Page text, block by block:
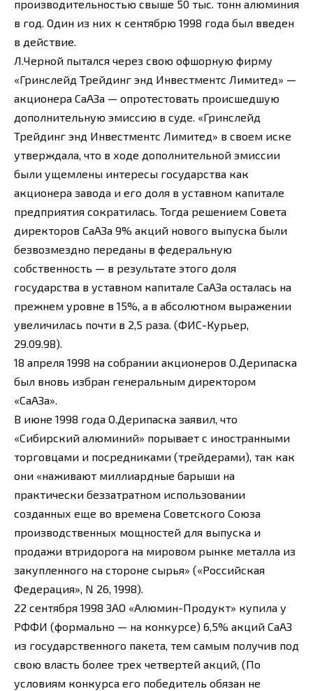
производительностью свыше 50 тыс. тонн алюминия
в год. Один из них к сентябрю 1998 года был введен
в действие.
Л.Черной пытался через свою офшорную фирму
«Гринслейд Трейдинг энд Инвестментс Лимитед» —
акционера СаАЗа — опротестовать происшедшую
дополнительную эмиссию в суде. «Гринслейд
Трейдинг энд Инвестментс Лимитед» в своем иске
утверждала, что в ходе дополнительной эмиссии
были ущемлены интересы государства как
акционера завода и его доля в уставном капитале
предприятия сократилась. Тогда решением Совета
директоров СаАЗа 9% акций нового выпуска были
безвозмездно переданы в федеральную
собственность — в результате этого доля
государства в уставном капитале СаАЗа осталась на
прежнем уровне в 15%, а в абсолютном выражении
увеличилась почти в 2,5 раза. (ФИС-Курьер,
29.09.98).
18 апреля 1998 на собрании акционеров О.Дерипаска
был вновь избран генеральным директором
«СаАЗа».
В июне 1998 года О.Дерипаска заявил, что
«Сибирский алюминий» порывает с иностранными
торговцами и посредниками (трейдерами), так как
они «наживают миллиардные барыши на
практически беззатратном использовании
созданных еще во времена Советского Союза
производственных мощностей для выпуска и
продажи втридорога на мировом рынке металла из
закупленного на стороне сырья» («Российская
Федерация», N 26, 1998).
22 сентября 1998 ЗАО «Алюмин-Продукт» купила у
РФФИ (формально — на конкурсе) 6,5% акций СаАЗ
из государственного пакета, тем самым получив под
свою власть более трех четвертей акций, (По
условиям конкурса его победитель обязан не